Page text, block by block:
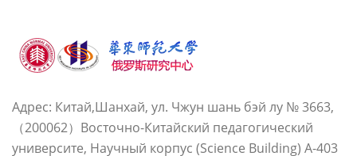
Адрес: Китай,Шанхай, ул. Чжун шань бэй лу № 3663,
（200062）Восточно-Китайский педагогический
университе, Научный корпус (Science Building) A-403